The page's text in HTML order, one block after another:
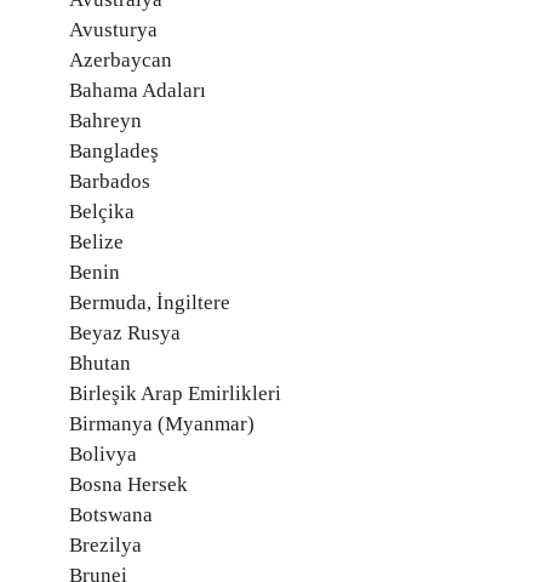
Avusturya
Azerbaycan
Bahama Adaları
Bahreyn
Bangladeş
Barbados
Belçika
Belize
Benin
Bermuda, İngiltere
Beyaz Rusya
Bhutan
Birleşik Arap Emirlikleri
Birmanya (Myanmar)
Bolivya
Bosna Hersek
Botswana
Brezilya
Brunei